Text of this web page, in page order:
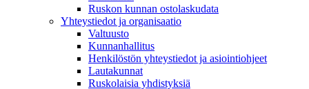
Ruskon kunnan ostolaskudata
Yhteystiedot ja organisaatio
Valtuusto
Kunnanhallitus
Henkilöstön yhteystiedot ja asiointiohjeet
Lautakunnat
Ruskolaisia yhdistyksiä